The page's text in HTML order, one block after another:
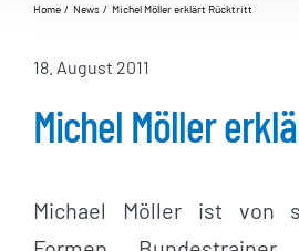
Home News Michel Möller erklärt Rücktritt
18. August 2011
Michel Möller
Michael Möller ist von